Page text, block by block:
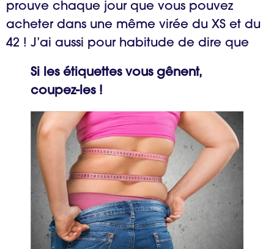
prouve chaque jour que vous pouvez
acheter dans une même virée du XS et du
42 ! J’ai aussi pour habitude de dire que
Si les étiquettes vous gênent,
coupez-les !